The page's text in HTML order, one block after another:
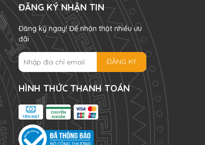
ĐĂNG KÝ NHẬN TIN
Đăng ký ngay! Để nhận thật nhiều ưu
đãi
ĐĂNG KÝ
HÌNH THỨC THANH TOÁN